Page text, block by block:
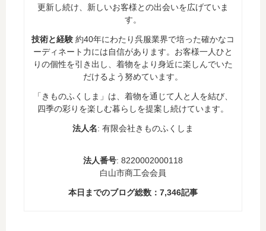
更新し続け、新しいお客様との出会いを広げていま
す。
技術と経験 約40年にわたり呉服業界で培った確かなコ
ーディネート力には自信があります。お客様一人ひと
りの個性を引き出し、着物をより身近に楽しんでいた
だけるよう努めています。
「きものふくしま」は、着物を通じて人と人を結び、
四季の彩りを楽しむ暮らしを提案し続けています。
法人名: 有限会社きものふくしま
法人番号: 8220002000118
白山市商工会会員
本日までのブログ総数： 7,346記事